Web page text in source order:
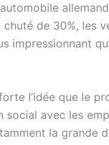
de 30%, les
impressionnant
l’idée que le
social avec les
la grande